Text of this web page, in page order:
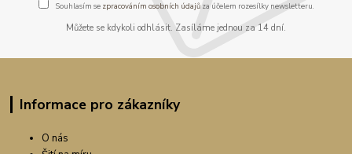
Souhlasím se zpracováním osobních údajůza účelem rozesílky newsletteru.
Můžete se kdykoli odhlásit. Zasíláme jednou za 14 dní.
Informace pro zákazníky
O nás